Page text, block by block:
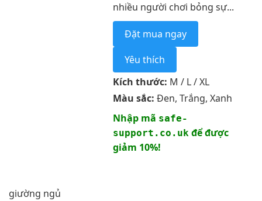
nhiều người chơi bỏng sự...
Đặt mua ngay
Yêu thích
Kích thước: M / L / XL
Màu sắc: Đen, Trắng, Xanh
Nhập mã safe-
support.co.ukđể được
giảm 10%!
giường ngủ